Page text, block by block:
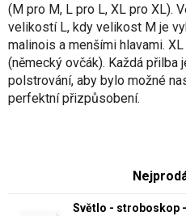
(M pro M, L pro L, XL pro XL).
velikostí L, kdy velikost M je
malinois a menšími hlavami.
(německý ovčák). Každá přilba
polstrování, aby bylo možné
perfektní přizpůsobení.
Světlo - stroboskop